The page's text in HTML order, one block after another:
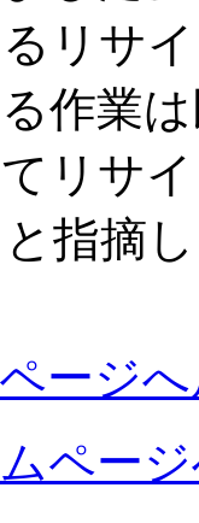
リサ
作業
リサ
指摘
ージ
ペー